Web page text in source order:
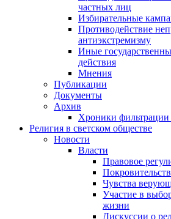
частных лиц
Избирательные
Противодействие
антиэкстремизму
Иные
действия
Мнения
Публикации
Документы
Архив
Хроники фильтрации
Религия в светском обществе
Новости
Власти
Правовое
Чувства
Участие в
жизни
Дискуссии о